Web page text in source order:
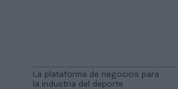
La plataforma de negocios para
la industria del deporte